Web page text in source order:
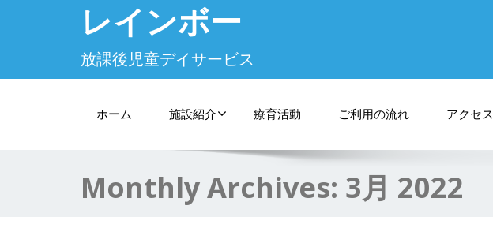
レインボー
放課後児童デイサービス
ホーム 施設紹介 療育活動 ご利用の流れ アクセス
Monthly Archives: 3月 2022